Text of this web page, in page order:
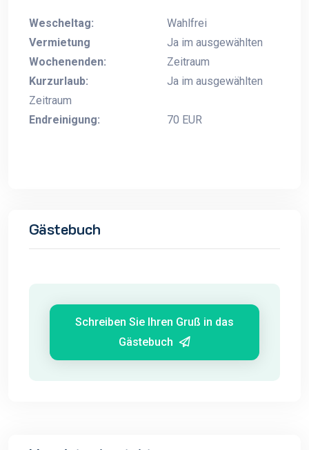
Wescheltag:
Wahlfrei
Vermietung
Wochenenden:
Ja im ausgewählten
Zeitraum
Kurzurlaub:
Ja im ausgewählten
Zeitraum
Endreinigung:
70 EUR
Gästebuch
Schreiben Sie Ihren Gruß in das
Gästebuch